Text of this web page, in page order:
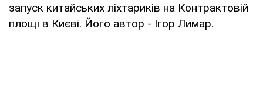
запуск китайських ліхтариків на Контрактовій
площі в Києві. Його автор - Ігор Лимар.